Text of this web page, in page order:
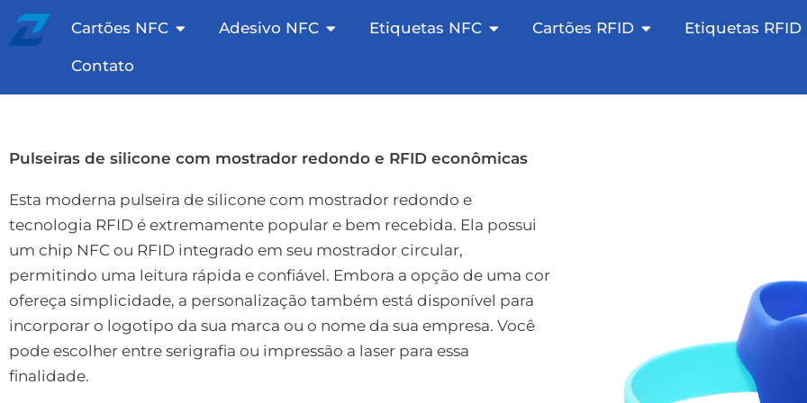
Pular
para
Cartões NFC Cartões NFC abertos
Adesivo NFC Adesivo NFC aberto
Etiquetas NFC Etiquetas NFC abertas
Cartões RFID Cartões RFID abertos
Etiquetas RFID
Contato
Pulseiras de silicone com mostrador redondo e RFID econômicas
Esta moderna pulseira de silicone com mostrador redondo e
tecnologia RFID é extremamente popular e bem recebida. Ela possui
um chip NFC ou RFID integrado em seu mostrador circular,
permitindo uma leitura rápida e confiável. Embora a opção de uma cor
ofereça simplicidade, a personalização também está disponível para
incorporar o logotipo da sua marca ou o nome da sua empresa. Você
pode escolher entre serigrafia ou impressão a laser para essa
finalidade.